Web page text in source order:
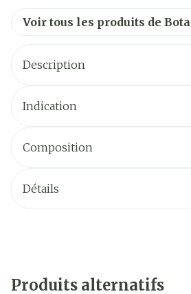
Voir tous les produits de Bota
Description
Indication
Composition
Détails
Produits alternatifs